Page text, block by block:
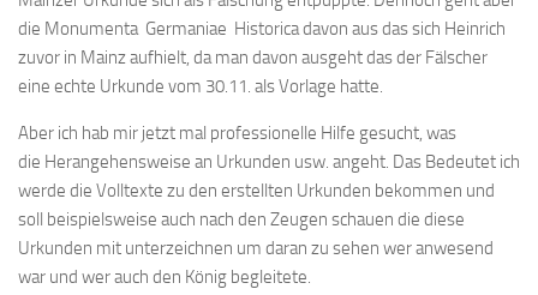
die Monumenta Germaniae Historica davon aus das sich Heinrich
zuvor in Mainz aufhielt, da man davon ausgeht das der Fälscher
eine echte Urkunde vom 30.11. als Vorlage hatte.
Aber ich hab mir jetzt mal professionelle Hilfe gesucht, was
die Herangehensweise an Urkunden usw. angeht. Das Bedeutet ich
werde die Volltexte zu den erstellten Urkunden bekommen und
soll beispielsweise auch nach den Zeugen schauen die diese
Urkunden mit unterzeichnen um daran zu sehen wer anwesend
war und wer auch den König begleitete.